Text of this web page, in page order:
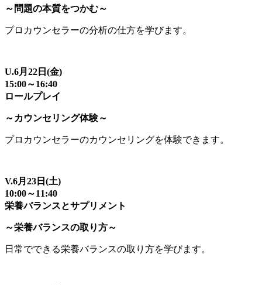
～問題の本質をつかむ～
プロカウンセラーの分析の仕方を学びます。
U.6月22日(金)
15:00～16:40
ロールプレイ
～カウンセリング体験～
プロカウンセラーのカウンセリングを体験できます。
V.6月23日(土)
10:00～11:40
栄養バランスとサプリメント
～栄養バランスの取り方～
日常でできる栄養バランスの取り方を学びます。